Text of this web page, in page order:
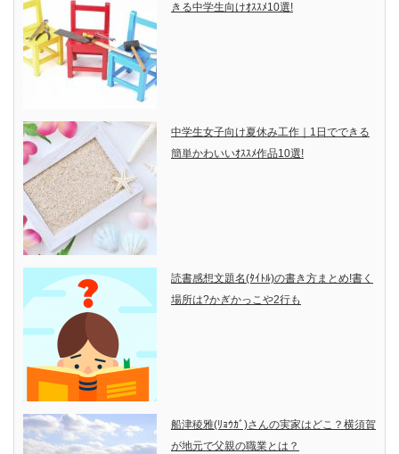
きる中学生向けｵｽｽﾒ10選!
中学生女子向け夏休み工作｜1日でできる
簡単かわいいｵｽｽﾒ作品10選!
読書感想文題名(ﾀｲﾄﾙ)の書き方まとめ!書く
場所は?かぎかっこや2行も
船津稜雅(ﾘｮｳｶﾞ)さんの実家はどこ？横須賀
が地元で父親の職業とは？